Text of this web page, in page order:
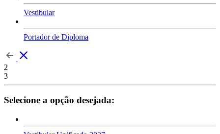
Vestibular
Portador de Diploma
2
3
Selecione a opção desejada: